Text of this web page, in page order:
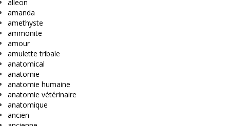
alleon
amanda
amethyste
ammonite
amour
amulette tribale
anatomical
anatomie
anatomie humaine
anatomie vétérinaire
anatomique
ancien